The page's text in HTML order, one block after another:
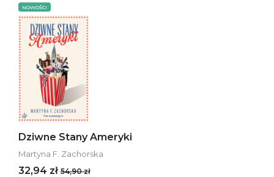
NOWOŚCI
Dziwne Stany Ameryki
Martyna F. Zachorska
32,94 zł 54,90 zł